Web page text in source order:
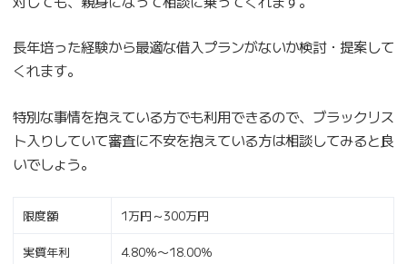
長年培った経験から最適な借入プランがないか検討・提案して
くれます。
特別な事情を抱えている方でも利用できるので、ブラックリス
ト入りしていて審査に不安を抱えている方は相談してみると良
いでしょう。
限度額 1万円～300万円
実質年利 4.80％〜18.00％